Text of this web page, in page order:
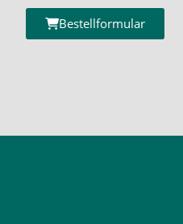
Bestellformular